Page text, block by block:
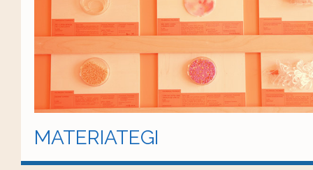
MATERIATEGI